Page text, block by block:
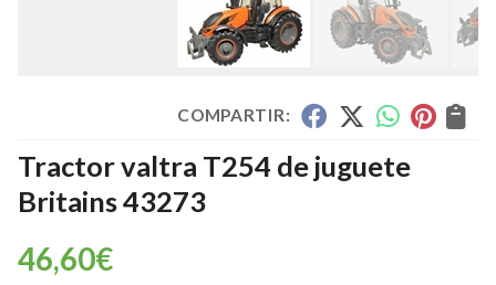
COMPARTIR:
Tractor valtra T254 de juguete
Britains 43273
46,60€